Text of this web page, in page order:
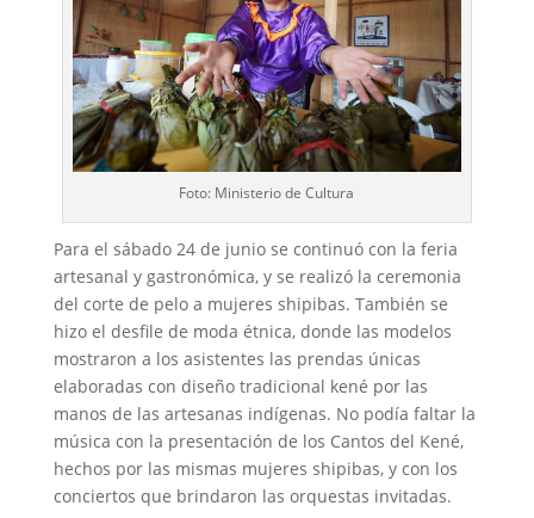
Foto: Ministerio de Cultura
Para el sábado 24 de junio se continuó con la feria
artesanal y gastronómica, y se realizó la ceremonia
del corte de pelo a mujeres shipibas. También se
hizo el desfile de moda étnica, donde las modelos
mostraron a los asistentes las prendas únicas
elaboradas con diseño tradicional kené por las
manos de las artesanas indígenas. No podía faltar la
música con la presentación de los Cantos del Kené,
hechos por las mismas mujeres shipibas, y con los
conciertos que brindaron las orquestas invitadas.